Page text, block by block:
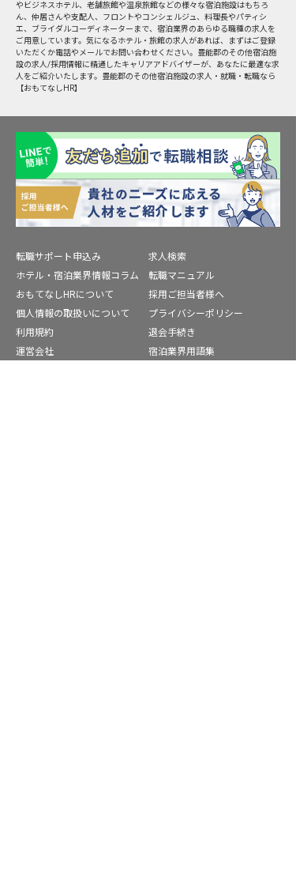
やビジネスホテル、老舗旅館や温泉旅館などの様々な宿泊施設はもちろ
ん、仲居さんや支配人、フロントやコンシェルジュ、料理長やパティシ
エ、ブライダルコーディネーターまで、宿泊業界のあらゆる職種の求人を
ご用意しています。気になるホテル・旅館の求人があれば、まずはご登録
いただくか電話やメールでお問い合わせください。豊能郡のその他宿泊施
設の求人/採用情報に精通したキャリアアドバイザーが、あなたに最適な求
人をご紹介いたします。豊能郡のその他宿泊施設の求人・就職・転職なら
【おもてなしHR】
転職サポート申込み
求人検索
ホテル・宿泊業界情報コラム
転職マニュアル
おもてなしHRについて
採用ご担当者様へ
個人情報の取扱いについて
プライバシーポリシー
利用規約
退会手続き
運営会社
宿泊業界用語集